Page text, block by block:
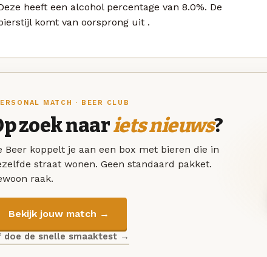
heeft een alcohol percentage van 8.0%. De
komt van oorsprong uit .
MATCH · BEER CLUB
zoek naariets nieuws?
Beer koppelt je aan een box met bieren die in
straat wonen. Geen standaard pakket.
raak.
Bekijk jouw match →
doe de snelle smaaktest →